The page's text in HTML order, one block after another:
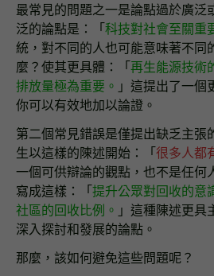
最常見的問題之一是論點過於廣泛
泛的論點是：「 科技對社會至關重
統，對不同的人也可能意味著不同
麼？使其更具體：「 再生能源技術
排放量極為重要。 」這提出了一個
你可以有效地加以論證。
第二個常見錯誤是僅提出缺乏主張
生以這樣的陳述開始：「 很多人都
一個可供辯論的觀點，也不是任何
寫成這樣：「 提升公眾對回收的意
社區的回收比例。 」這種陳述更具
深入探討和發展的論點。
那麼，該如何避免這些問題呢？